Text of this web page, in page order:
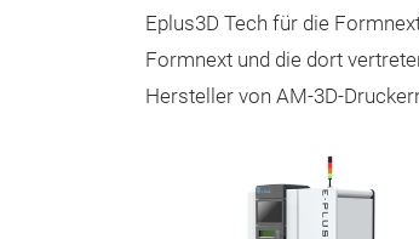
Eplus3D Tech für die
Formnext und die dort
Hersteller von AM-3D-